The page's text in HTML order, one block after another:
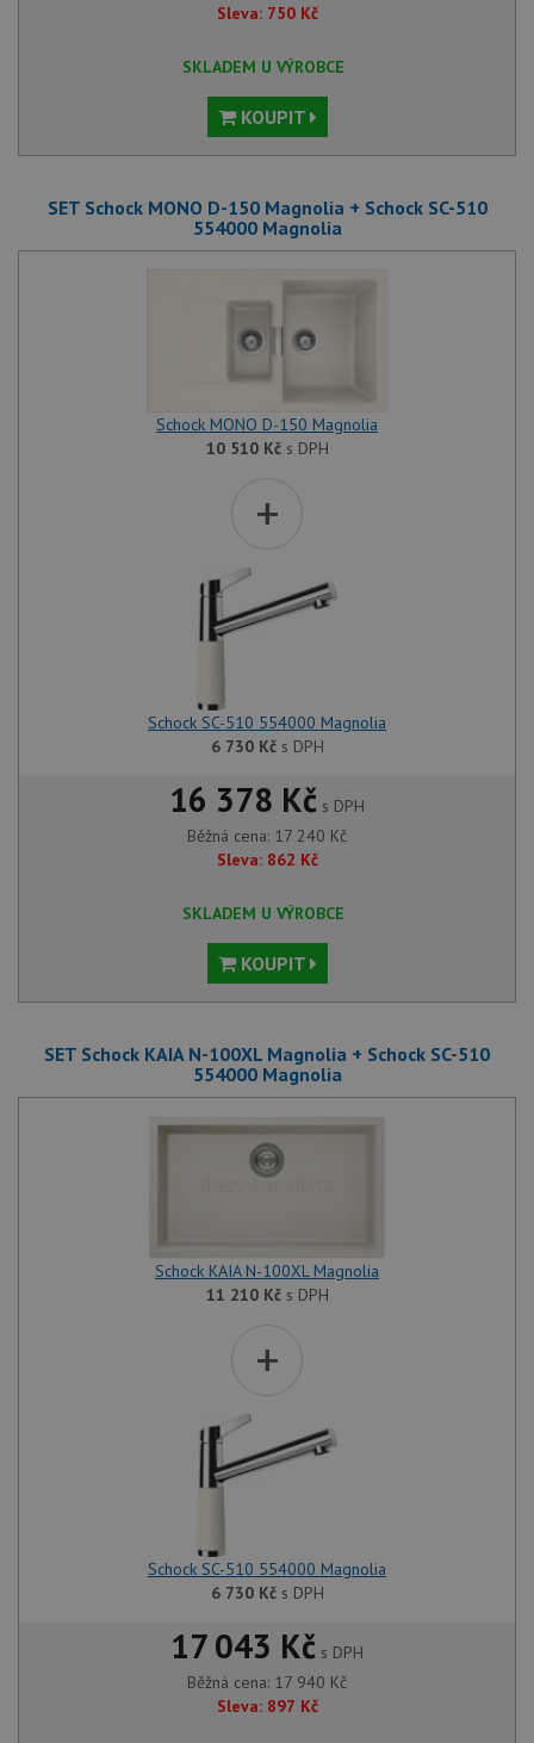
Sleva: 750 Kč
SKLADEM U VÝROBCE
KOUPIT
SET Schock MONO D-150 Magnolia + Schock SC-510
554000 Magnolia
Schock MONO D-150 Magnolia
10 510 Kčs DPH
+
Schock SC-510 554000 Magnolia
6 730 Kčs DPH
16 378 Kč s DPH
Běžná cena: 17 240 Kč
Sleva: 862 Kč
SKLADEM U VÝROBCE
KOUPIT
SET Schock KAIA N-100XL Magnolia + Schock SC-510
554000 Magnolia
Schock KAIA N-100XL Magnolia
11 210 Kčs DPH
+
Schock SC-510 554000 Magnolia
6 730 Kčs DPH
17 043 Kč s DPH
Běžná cena: 17 940 Kč
Sleva: 897 Kč